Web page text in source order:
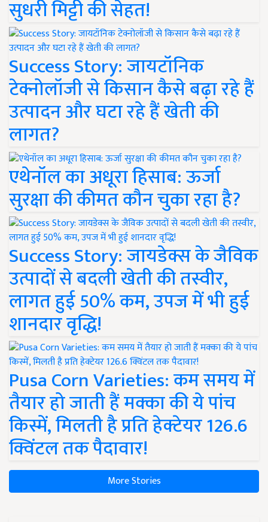
सुधरी मिट्टी की सेहत!
Success Story: जायटॉनिक
टेक्नोलॉजी से किसान कैसे बढ़ा रहे हैं
उत्पादन और घटा रहे हैं खेती की
लागत?
एथेनॉल का अधूरा हिसाब: ऊर्जा
सुरक्षा की कीमत कौन चुका रहा है?
Success Story: जायडेक्स के जैविक
उत्पादों से बदली खेती की तस्वीर,
लागत हुई 50% कम, उपज में भी हुई
शानदार वृद्धि!
Pusa Corn Varieties: कम समय में
तैयार हो जाती हैं मक्का की ये पांच
किस्में, मिलती है प्रति हेक्टेयर 126.6
क्विंटल तक पैदावार!
More Stories